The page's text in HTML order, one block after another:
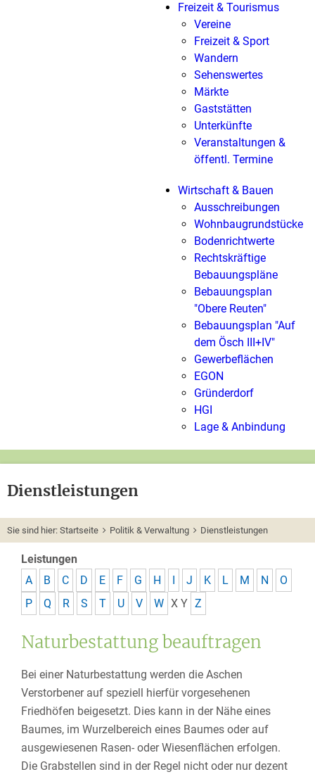
Freizeit & Tourismus
Vereine
Freizeit & Sport
Wandern
Sehenswertes
Märkte
Gaststätten
Unterkünfte
Veranstaltungen &
öffentl. Termine
Wirtschaft & Bauen
Ausschreibungen
Wohnbaugrundstücke
Bodenrichtwerte
Rechtskräftige
Bebauungspläne
Bebauungsplan
"Obere Reuten"
Bebauungsplan "Auf
dem Ösch III+IV"
Gewerbeflächen
EGON
Gründerdorf
HGI
Lage & Anbindung
Dienstleistungen
Sie sind hier: Startseite Politik & Verwaltung Dienstleistungen
Leistungen
A
B C D E F G H I J K L M N
O
P
Q R S T U V W X Y Z
Naturbestattung beauftragen
Bei einer Naturbestattung werden die Aschen
Verstorbener auf speziell hierfür vorgesehenen
Friedhöfen beigesetzt. Dies kann in der Nähe eines
Baumes, im Wurzelbereich eines Baumes oder auf
ausgewiesenen Rasen- oder Wiesenflächen erfolgen.
Die Grabstellen sind in der Regel nicht oder nur dezent